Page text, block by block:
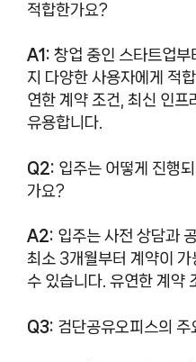
적합한가요?
A1: 창업 중인 스타트업
지 다양한 사용자에게 적
연한 계약 조건, 최신 인프
유용합니다.
Q2: 입주는 어떻게 진행
가요?
A2: 입주는 사전 상담과
최소 3개월부터 계약이
수 있습니다. 유연한 계약
Q3: 검단공유오피스의